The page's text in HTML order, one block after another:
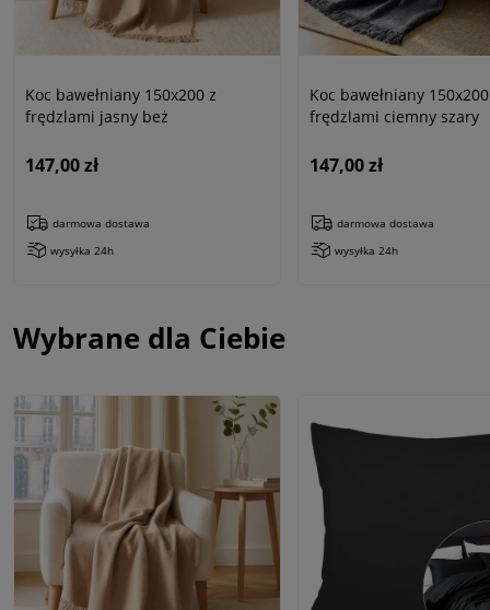
Koc bawełniany 150x200 z
frędzlami jasny beż
147,00 zł
darmowa dostawa
wysyłka 24h
Koc bawełniany
frędzlami ciemny szary
147,00 zł
darmowa dostawa
wysyłka 24h
Wybrane dla Ciebie